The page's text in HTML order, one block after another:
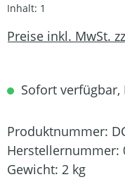
Inhalt: 1
Preise inkl. MwSt.
Sofort verfügbar,
Produktnummer:
Herstellernummer:
Gewicht: 2 kg